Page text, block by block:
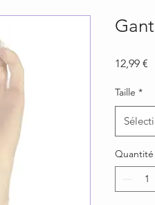
12,99 €
Taille *
Quantité